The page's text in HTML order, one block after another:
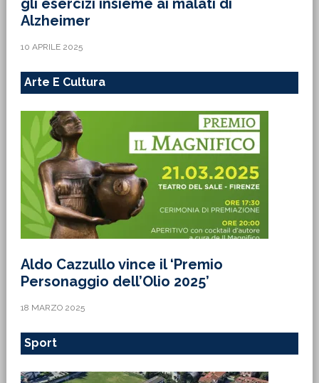
Alzheimer
10 APRILE 2025
Arte E Cultura
Aldo Cazzullo vince il ‘Premio
Personaggio dell’Olio 2025’
18 MARZO 2025
Sport